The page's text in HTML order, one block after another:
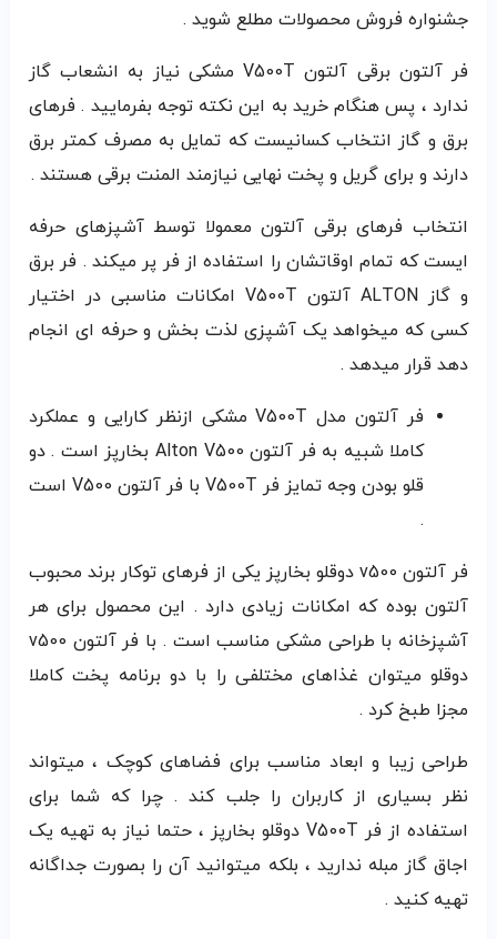
جشنواره فروش محصولات مطلع شوید .
فر آلتون برقی آلتون V500T مشکی نیاز به انشعاب گاز
ندارد ، پس هنگام خرید به این نکته توجه بفرمایید . فرهای
برق و گاز انتخاب کسانیست که تمایل به مصرف کمتر برق
دارند و برای گریل و پخت نهایی نیازمند المنت برقی هستند .
انتخاب فرهای برقی آلتون معمولا توسط آشپزهای حرفه
ایست که تمام اوقاتشان را استفاده از فر پر میکند . فر برق
و گاز ALTON آلتون V500T امکانات مناسبی در اختیار
کسی که میخواهد یک آشپزی لذت بخش و حرفه ای انجام
دهد قرار میدهد .
فر آلتون مدل V500T مشکی ازنظر کارایی و عملکرد
کاملا شبیه به فر آلتون Alton V500 بخارپز است . دو
قلو بودن وجه تمایز فر V500T با فر آلتون V500 است
.
فر آلتون v500 دوقلو بخارپز یکی از فرهای توکار برند محبوب
آلتون بوده که امکانات زیادی دارد . این محصول برای هر
آشپزخانه‌ با طراحی مشکی مناسب است . با فر آلتون v500
دوقلو میتوان غذاهای مختلفی را با دو برنامه پخت کاملا
مجزا طبخ کرد .
طراحی زیبا و ابعاد مناسب برای فضاهای کوچک ، میتواند
نظر بسیاری از کاربران را جلب کند . چرا که شما برای
استفاده از فر V500T دوقلو بخارپز ، حتما نیاز به تهیه یک
اجاق گاز مبله ندارید ، بلکه میتوانید آن را بصورت جداگانه
تهیه کنید .